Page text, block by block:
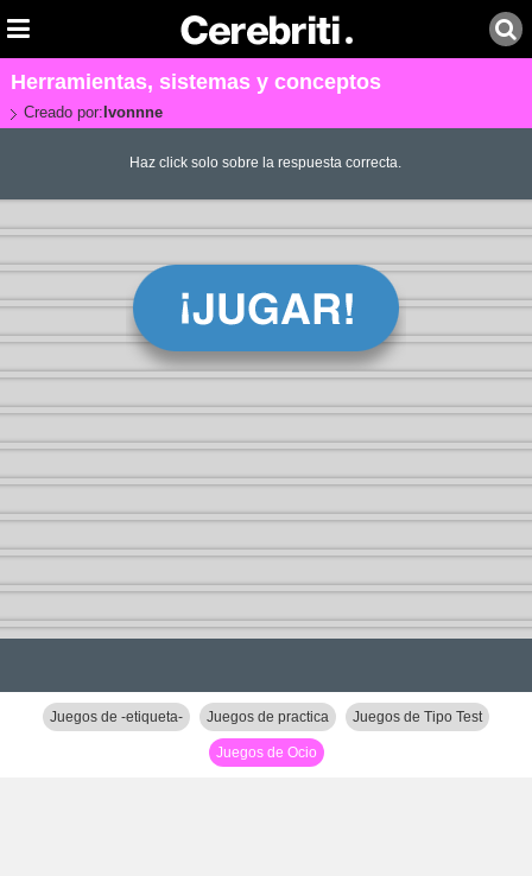
Herramientas, sistemas y conceptos
Creado por: Ivonnne
Haz click solo sobre la respuesta correcta.
Juegos de -etiqueta- Juegos de practica Juegos de Tipo Test
Juegos de Ocio